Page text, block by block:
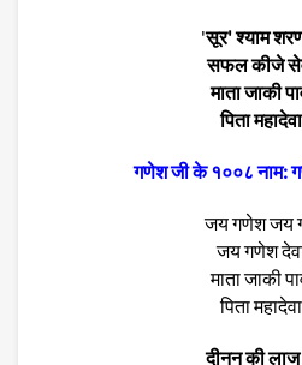
'सूर' श्याम
सफल कीजे
माता जाकी
पिता
गणेश जी के १००८ नाम:
जय गणेश जय
जय गणेश
माता जाकी
पिता
दीनन की लाज